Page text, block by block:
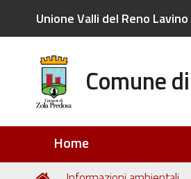
Unione Valli del Reno
Comune
Home
Tu